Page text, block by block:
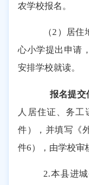
农学校报名。
（2 ）居住
心小学提出申请
安排学校就读。
报名提交
人居住证、务
件），并填写《
件6），由学校审
2.本县进